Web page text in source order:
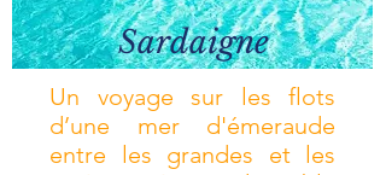
Sardaigne
Un voyage sur les flots
d’une mer d'émeraude
entre les grandes et les